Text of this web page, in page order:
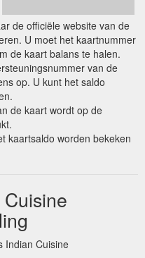
de officiële website van de
U moet het kaartnummer
de kaart balans te halen.
van de
op. U kunt het saldo
de kaart wordt op de
kaartsaldo worden bekeken
Indian Cuisine